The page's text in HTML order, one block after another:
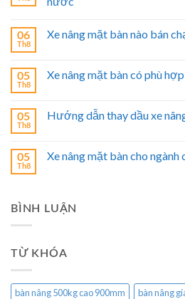
06
Th8
Xe nâng mặt bàn nào bán
05
Th8
Xe nâng mặt bàn có phù
05
Th8
Hướng dẫn thay dầu xe
05
Th8
Xe nâng mặt bàn cho
BÌNH LUẬN
TỪ KHÓA
bàn nâng 500kg cao 900mm bàn nâng